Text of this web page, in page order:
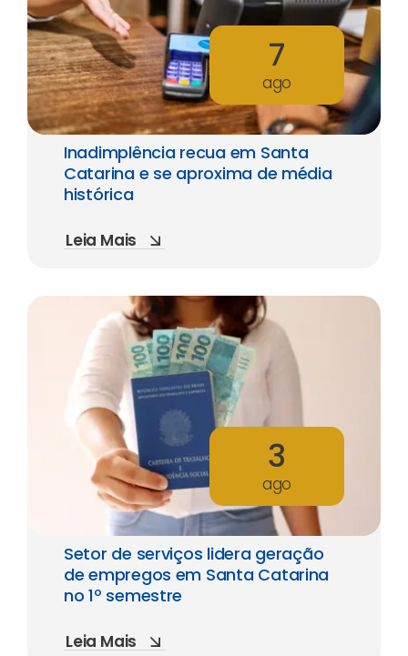
7
ago
Inadimplência recua em Santa
Catarina e se aproxima de média
histórica
Leia Mais
3
ago
Setor de serviços lidera geração
de empregos em Santa Catarina
no 1º semestre
Leia Mais